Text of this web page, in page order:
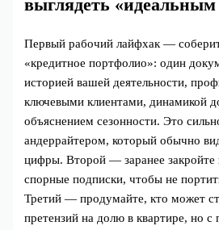
выглядеть
Первый рабочий лайфхак —
«кредитное портфолио»: один
историей вашей деятельности,
ключевыми клиентами, динамикой
объяснением сезонности. Это
андеррайтером, который обычно
цифры. Второй — заранее закройте
спорные подписки, чтобы не
Третий — продумайте, кто может
претензий на долю в квартире, но с